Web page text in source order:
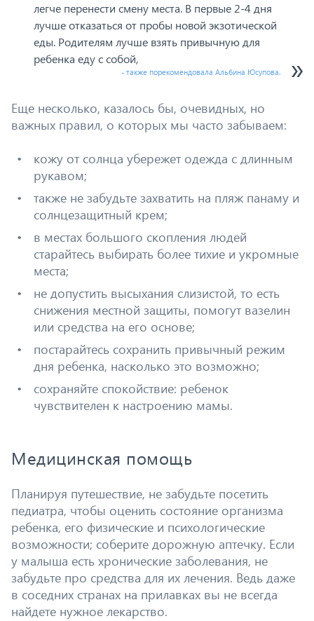
легче перенести смену места. В первые 2-4 дня
лучше отказаться от пробы новой экзотической
еды. Родителям лучше взять привычную для
ребенка еду с собой,
- также порекомендовала Альбина Юсупова.
Еще несколько, казалось бы, очевидных, но
важных правил, о которых мы часто забываем:
кожу от солнца убережет одежда с длинным
рукавом;
также не забудьте захватить на пляж панаму и
солнцезащитный крем;
в местах большого скопления людей
старайтесь выбирать более тихие и укромные
места;
не допустить высыхания слизистой, то есть
снижения местной защиты, помогут вазелин
или средства на его основе;
постарайтесь сохранить привычный режим
дня ребенка, насколько это возможно;
сохраняйте спокойствие: ребенок
чувствителен к настроению мамы.
Медицинская помощь
Планируя путешествие, не забудьте посетить
педиатра, чтобы оценить состояние организма
ребенка, его физические и психологические
возможности; соберите дорожную аптечку. Если
у малыша есть хронические заболевания, не
забудьте про средства для их лечения. Ведь даже
в соседних странах на прилавках вы не всегда
найдете нужное лекарство.